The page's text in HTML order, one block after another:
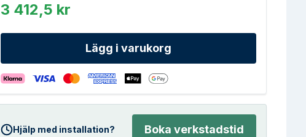
3 412,5 kr
Lägg i varukorg
Hjälp med installation? Boka verkstadstid